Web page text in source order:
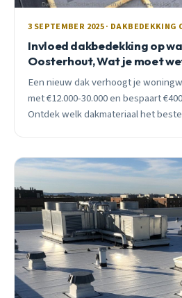
3 SEPTEMBER 2025 · DAKBEDEKKING
Invloed dakbedekking op
Oosterhout, Wat je moet
Een nieuw dak verhoogt je
met €12.000-30.000 en bespaart
Ontdek welk dakmateriaal het